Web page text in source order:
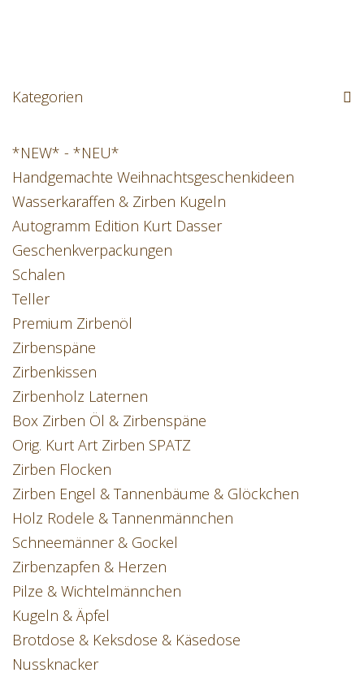
Kategorien
*NEW* - *NEU*
Handgemachte Weihnachtsgeschenkideen
Wasserkaraffen & Zirben Kugeln
Autogramm Edition Kurt Dasser
Geschenkverpackungen
Schalen
Teller
Premium Zirbenöl
Zirbenspäne
Zirbenkissen
Zirbenholz Laternen
Box Zirben Öl & Zirbenspäne
Orig. Kurt Art Zirben SPATZ
Zirben Flocken
Zirben Engel & Tannenbäume & Glöckchen
Holz Rodele & Tannenmännchen
Schneemänner & Gockel
Zirbenzapfen & Herzen
Pilze & Wichtelmännchen
Kugeln & Äpfel
Brotdose & Keksdose & Käsedose
Nussknacker